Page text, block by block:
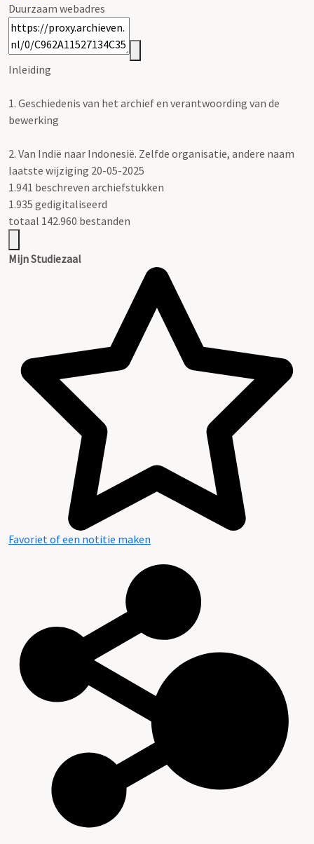
Duurzaam webadres
Inleiding
1. Geschiedenis van het archief en verantwoording van de
bewerking
2. Van Indië naar Indonesië. Zelfde organisatie, andere naam
laatste wijziging 20-05-2025
1.941 beschreven archiefstukken
1.935 gedigitaliseerd
totaal 142.960 bestanden
Mijn Studiezaal
Favoriet of een notitie maken